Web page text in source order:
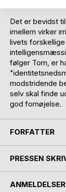
Det er bevidst
imellem virker
livets
følger Tom, er
modstridende
selv skal finde
god fornøjelse.
FORFATTER
PRESSEN
ANMELDELSER